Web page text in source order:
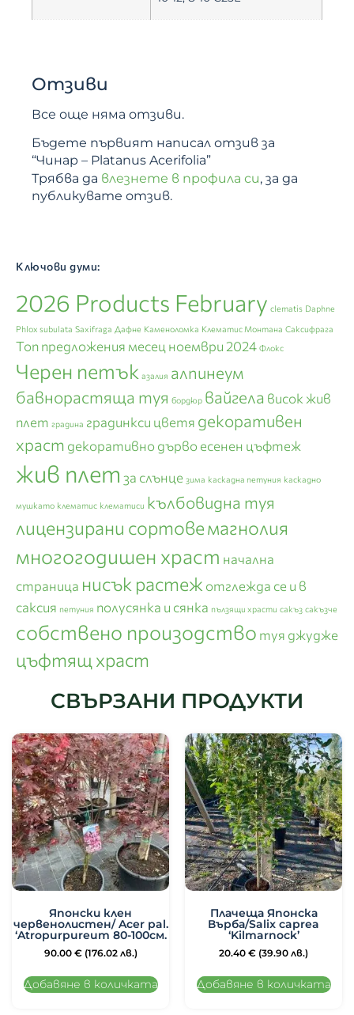
Отзиви
Все още няма отзиви.
Бъдете първият написал отзив за
“Чинар – Platanus Acerifolia”
Трябва да влезнете в профила си, за да
публикувате отзив.
Ключови думи:
2026 Products February clematis Daphne
Phlox subulata Saxifraga Дафне Каменоломка Клематис Монтана Саксифрага
Топ предложения месец ноември 2024 Флокс
Черен петък азалия алпинеум
бавнорастяща туя бордюр вайгела висок жив
плет градина градинкси цветя декоративен
храст декоративно дърво есенен цъфтеж
жив плет за слънце зима каскадна петуния каскадно
мушкато клематис клематиси кълбовидна туя
лицензирани сортовемагнолия
многогодишен храст начална
страница нисък растеж отглежда се и в
саксия петуния полусянка и сянка пълзящи храсти сакъз сакъзче
собствено произодство туя джудже
цъфтящ храст
СВЪРЗАНИ ПРОДУКТИ
Японски клен
червенолистен/ Acer pal.
‘Atropurpureum 80-100см.
90.00 € (176.02 лв.)
Добавяне в количката
Плачеща Японска
Върба/Salix caprea
‘Kilmarnock’
20.40 € (39.90 лв.)
Добавяне в количката